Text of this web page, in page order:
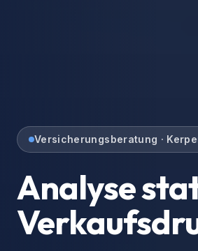
Bestehende
Verträge in
Händen.